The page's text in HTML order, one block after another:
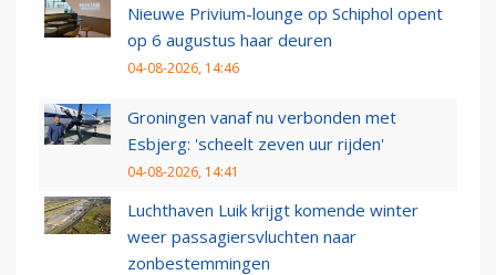
Nieuwe Privium-lounge op Schiphol opent
op 6 augustus haar deuren
04-08-2026, 14:46
Groningen vanaf nu verbonden met
Esbjerg: 'scheelt zeven uur rijden'
04-08-2026, 14:41
Luchthaven Luik krijgt komende winter
weer passagiersvluchten naar
zonbestemmingen